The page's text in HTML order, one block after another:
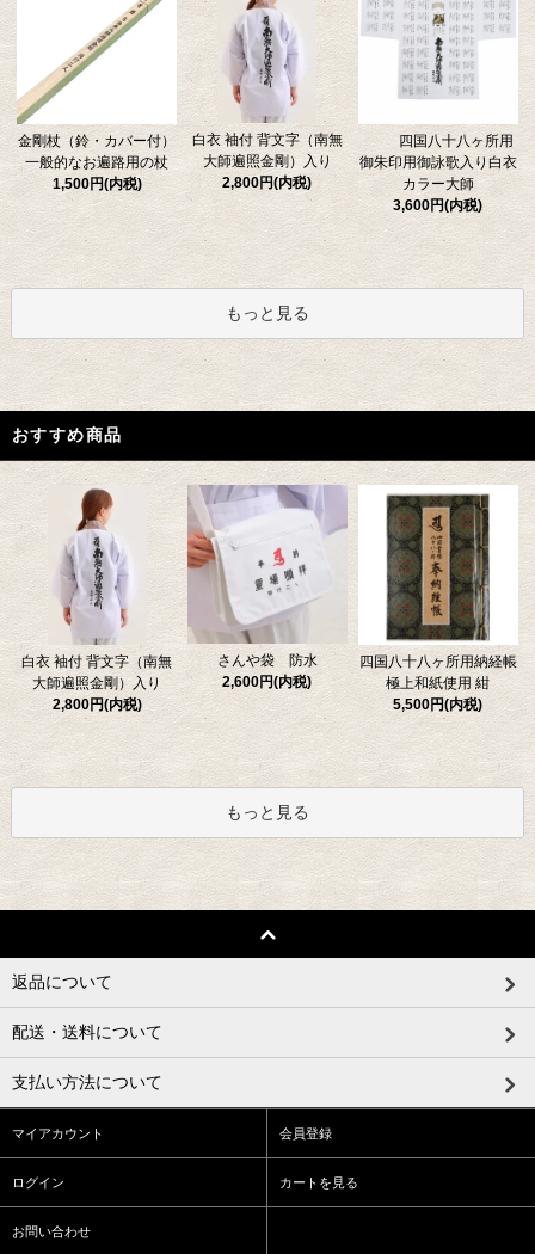
金剛杖（鈴・カバー付）
一般的なお遍路用の杖
1,500円(内税)
白衣 袖付 背文字（南無
大師遍照金剛）入り
2,800円(内税)
四国八十八ヶ所用
御朱印用御詠歌入り白衣
カラー大師
3,600円(内税)
もっと見る
おすすめ商品
白衣 袖付 背文字（南無
大師遍照金剛）入り
2,800円(内税)
さんや袋 防水
2,600円(内税)
四国八十八ヶ所用納経帳
極上和紙使用 紺
5,500円(内税)
もっと見る
返品について
配送・送料について
支払い方法について
マイアカウント 会員登録
ログイン カートを見る
お問い合わせ